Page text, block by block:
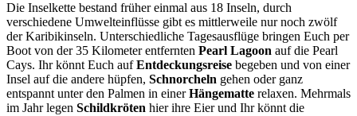
Die Inselkette bestand früher einmal aus 18 Inseln, durch
verschiedene Umwelteinflüsse gibt es mittlerweile nur noch zwölf
der Karibikinseln. Unterschiedliche Tagesausflüge bringen Euch per
Boot von der 35 Kilometer entfernten Pearl Lagoon auf die Pearl
Cays. Ihr könnt Euch aufEntdeckungsreise begeben und von einer
Insel auf die andere hüpfen, Schnorcheln gehen oder ganz
entspannt unter den Palmen in einerHängematte relaxen. Mehrmals
im Jahr legen Schildkröten hier ihre Eier und Ihr könnt die